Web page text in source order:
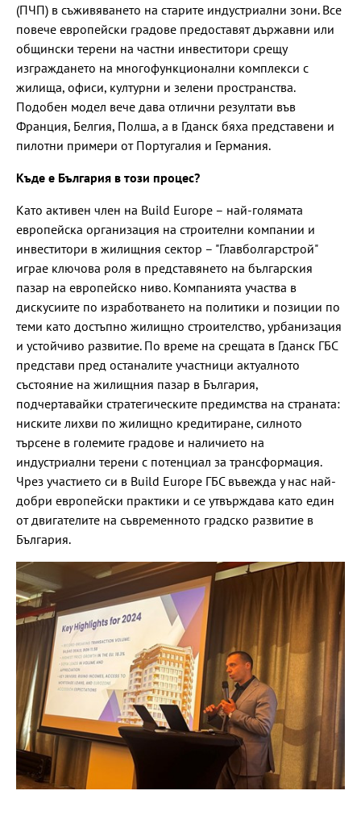
(ПЧП) в съживяването на старите индустриални зони. Все
повече европейски градове предоставят държавни или
общински терени на частни инвеститори срещу
изграждането на многофункционални комплекси с
жилища, офиси, културни и зелени пространства.
Подобен модел вече дава отлични резултати във
Франция, Белгия, Полша, а в Гданск бяха представени и
пилотни примери от Португалия и Германия.
Къде е България в този процес?
Като активен член на Build Europe – най-голямата
европейска организация на строителни компании и
инвеститори в жилищния сектор – "Главболгарстрой"
играе ключова роля в представянето на българския
пазар на европейско ниво. Компанията участва в
дискусиите по изработването на политики и позиции по
теми като достъпно жилищно строителство, урбанизация
и устойчиво развитие. По време на срещата в Гданск ГБС
представи пред останалите участници актуалното
състояние на жилищния пазар в България,
подчертавайки стратегическите предимства на страната:
ниските лихви по жилищно кредитиране, силното
търсене в големите градове и наличието на
индустриални терени с потенциал за трансформация.
Чрез участието си в Build Europe ГБС въвежда у нас най-
добри европейски практики и се утвърждава като един
от двигателите на съвременното градско развитие в
България.